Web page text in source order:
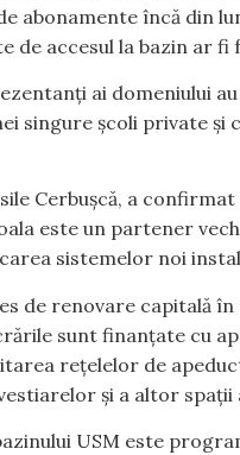
abonamente încă din
de accesul la bazin ar
ai domeniului
singure școli private și
Cerbușcă, a
este un partener
sistemelor noi
de renovare capitală
sunt finanțate cu
rețelelor de
și a altor spații
USM este